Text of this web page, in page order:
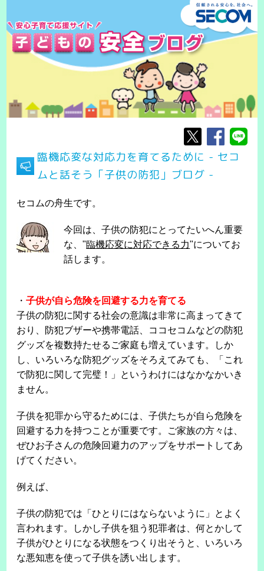
臨機応変な対応力を育てるために - セコ
ムと話そう「子供の防犯」ブログ -
セコムの舟生です。
今回は、子供の防犯にとってたいへん重要
な、"臨機応変に対応できる力"についてお
話します。
・子供が自ら危険を回避する力を育てる
子供の防犯に関する社会の意識は非常に高まってきて
おり、防犯ブザーや携帯電話、ココセコムなどの防犯
グッズを複数持たせるご家庭も増えています。しか
し、いろいろな防犯グッズをそろえてみても、「これ
で防犯に関して完璧！」というわけにはなかなかいき
ません。
子供を犯罪から守るためには、子供たちが自ら危険を
回避する力を持つことが重要です。ご家族の方々は、
ぜひお子さんの危険回避力のアップをサポートしてあ
げてください。
例えば、
子供の防犯では「ひとりにはならないように」とよく
言われます。しかし子供を狙う犯罪者は、何とかして
子供がひとりになる状態をつくり出そうと、いろいろ
な悪知恵を使って子供を誘い出します。